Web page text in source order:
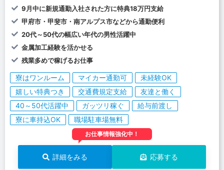
9月中に新規通勤入社された方に特典18万円支給
甲府市・甲斐市・南アルプス市などから通勤便利
20代～50代の幅広い年代の男性活躍中
金属加工経験を活かせる
残業多めで稼げるお仕事
寮はワンルーム マイカー通勤可
未経験OK
嬉しい特典つき
交通費規定支給
友達と働く
40～50代活躍中
ガッツリ稼ぐ
給与前渡し
寮に車持込OK
職場駐車場無料
お仕事情報強化中！
詳細をみる 応募する